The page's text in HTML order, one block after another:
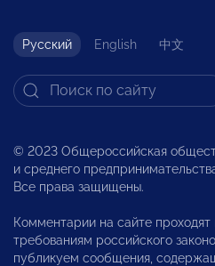
Русский English 中文
© 2023 Общероссийская
и среднего
Все права защищены.
Комментарии на сайте
требованиям российского
публикуем сообщения,